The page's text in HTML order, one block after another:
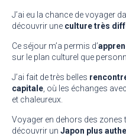
J’ai eu la chance de voyager
découvrir une culture très
Ce séjour m’a permis d’
sur le plan culturel que
J’ai fait de très belles
capitale , où les échanges
et chaleureux.
Voyager en dehors des zones
découvrir un Japon plus